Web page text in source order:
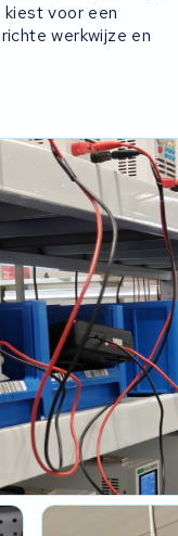
kiest voor een
werkwijze en